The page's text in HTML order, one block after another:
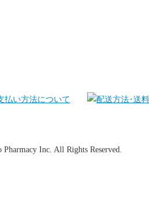
Inc. All Rights Reserved.